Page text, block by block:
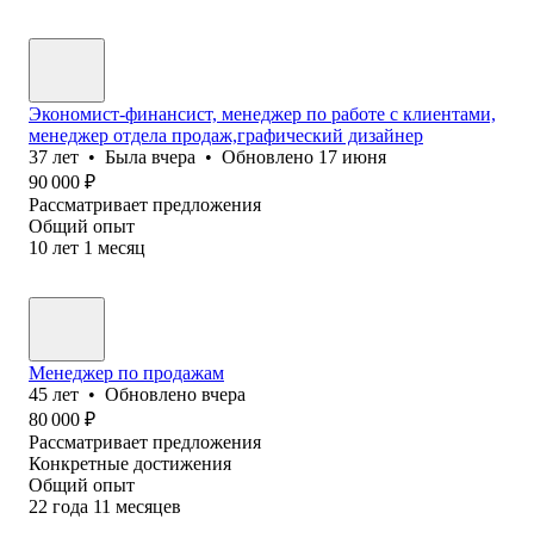
Экономист-финансист, менеджер по работе с клиентами,
менеджер отдела продаж,графический дизайнер
37 лет • Была вчера • Обновлено 17 июня
90 000 ₽
Рассматривает предложения
Общий опыт
10 лет 1 месяц
Менеджер по продажам
45 лет • Обновлено вчера
80 000 ₽
Рассматривает предложения
Конкретные достижения
Общий опыт
22 года 11 месяцев